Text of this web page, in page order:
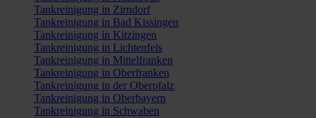
Tankreinigung in Zirndorf
Tankreinigung in Bad Kissingen
Tankreinigung in Kitzingen
Tankreinigung in Lichtenfels
Tankreinigung in Mittelfranken
Tankreinigung in Oberfranken
Tankreinigung in der Oberpfalz
Tankreinigung in Oberbayern
Tankreinigung in Schwaben